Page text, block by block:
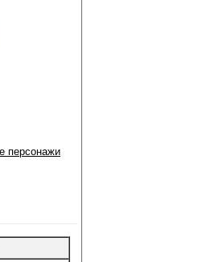
персонажи